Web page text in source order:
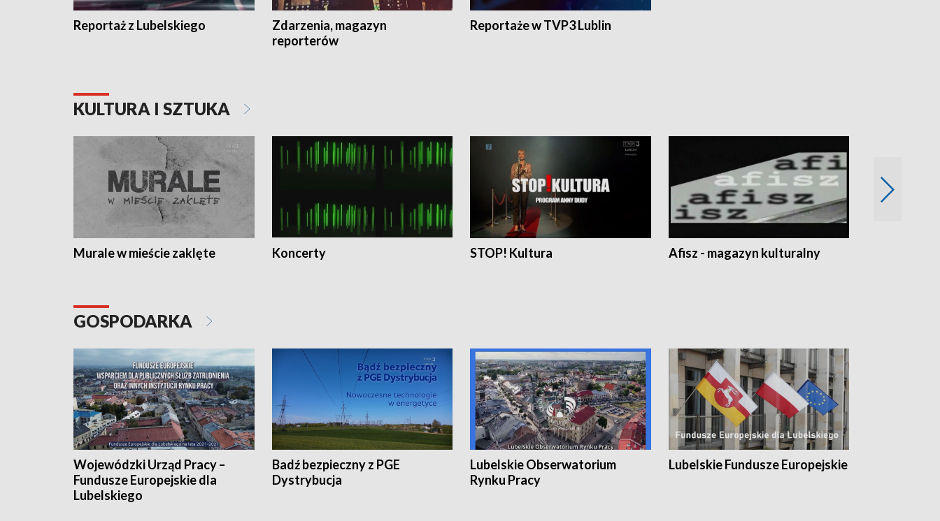
Reportaż z Lubelskiego
Zdarzenia, magazyn
reporterów
Reportaże w TVP3 Lublin
KULTURA I SZTUKA
Murale w mieście zaklęte Koncerty STOP! Kultura Afisz - magazyn kulturalny
GOSPODARKA
Wojewódzki Urząd Pracy –
Fundusze Europejskie dla
Lubelskiego
Badź bezpieczny z PGE
Dystrybucja
Lubelskie Obserwatorium
Rynku Pracy
Lubelskie Fundusze Europejskie